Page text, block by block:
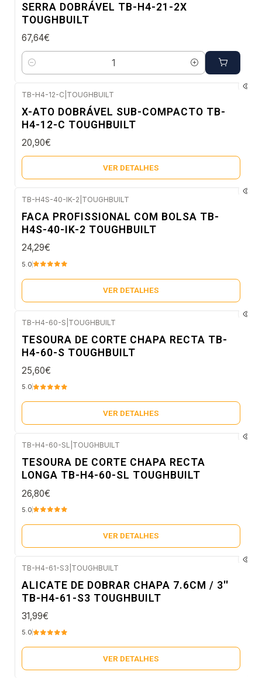
SERRA DOBRÁVEL TB-H4-21-2X
TOUGHBUILT
67,64€
Quantidade
TB-H4-12-C TOUGHBUILT
X-ATO DOBRÁVEL SUB-COMPACTO TB-
H4-12-C TOUGHBUILT
20,90€
VER DETALHES
TB-H4S-40-IK-2 TOUGHBUILT
FACA PROFISSIONAL COM BOLSA TB-
H4S-40-IK-2 TOUGHBUILT
24,29€
5.0
VER DETALHES
TB-H4-60-S TOUGHBUILT
TESOURA DE CORTE CHAPA RECTA TB-
H4-60-S TOUGHBUILT
25,60€
5.0
VER DETALHES
TB-H4-60-SL TOUGHBUILT
TESOURA DE CORTE CHAPA RECTA
LONGA TB-H4-60-SL TOUGHBUILT
26,80€
5.0
VER DETALHES
TB-H4-61-S3 TOUGHBUILT
ALICATE DE DOBRAR CHAPA 7.6CM / 3''
TB-H4-61-S3 TOUGHBUILT
31,99€
5.0
VER DETALHES